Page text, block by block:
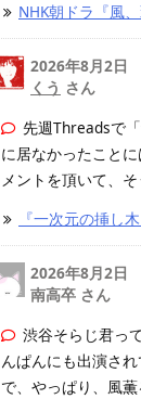
NHK朝ドラ『風、
2026年8月2日
くう さん
先週Threadsで
に居なかったこと
メントを頂いて、
『一次元の挿し木
2026年8月2日
南高卒 さん
渋谷そらじ君っ
んぱんにも出演さ
で、やっぱり、風